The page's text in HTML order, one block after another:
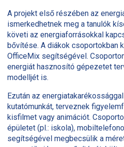
A projekt első részében az
ismerkedhetnek meg a tanulók
követi az energiaforrásokkal
bővítése. A diákok csoportokban
OfficeMix segítségével.
energiát hasznosító gépezetet
modelljét is.
Ezután az
kutatómunkát, terveznek
kisfilmet vagy animációt.
épületet (pl.: iskola),
segítségével megbecsülik a